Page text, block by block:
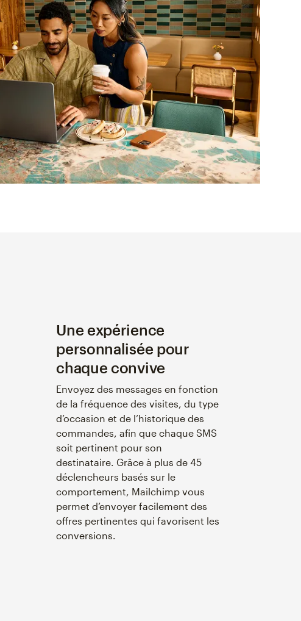
Une expérience
personnalisée pour
chaque convive
Envoyez des messages en fonction
de la fréquence des visites, du type
d’occasion et de l’historique des
commandes, afin que chaque SMS
soit pertinent pour son
destinataire. Grâce à plus de 45
déclencheurs basés sur le
comportement, Mailchimp vous
permet d’envoyer facilement des
offres pertinentes qui favorisent les
conversions.